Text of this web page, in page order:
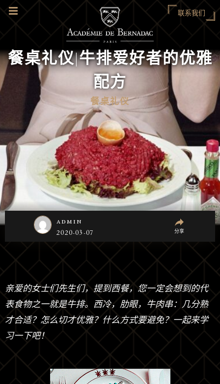
联系我们
餐桌礼仪|牛排爱好者的优雅
配方
餐桌礼仪
admin
2020-03-07 分享
亲爱的女士们先生们，提到西餐，您一定会想到的代
表食物之一就是牛排。西冷，肋眼，牛肉串：几分熟
才合适？怎么切才优雅？什么方式要避免？一起来学
习一下吧！